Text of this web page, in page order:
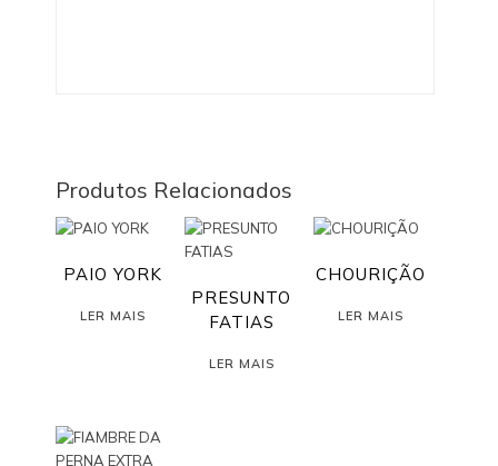
Produtos Relacionados
PAIO YORK
LER MAIS
PRESUNTO
FATIAS
LER MAIS
CHOURIÇÃO
LER MAIS